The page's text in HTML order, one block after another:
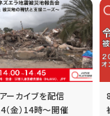
ーカイブを配信
金）14時～開催